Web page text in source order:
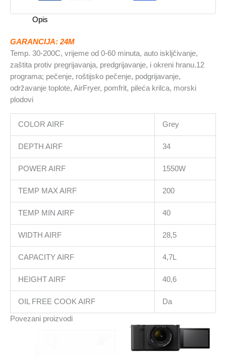
1500W
količina
Opis
GARANCIJA: 24M
Temp. 30-200C, vrijeme od 0-60 minuta, auto iskljčivanje,
zaštita protiv pregrijavanja, predgrijavanje, i okreni hranu.12
programa; pečenje, roštijsko pečenje, podgrijavanje,
održavanje toplote, AirFryer, pomfrit, pileća krilca, morski
plodovi
COLOR AIRF Grey
DEPTH AIRF 34
POWER AIRF 1550W
TEMP MAX AIRF 200
TEMP MIN AIRF 40
WIDTH AIRF 28,5
CAPACITY AIRF 4,7L
HEIGHT AIRF 40,6
OIL FREE COOK AIRF Da
Povezani proizvodi